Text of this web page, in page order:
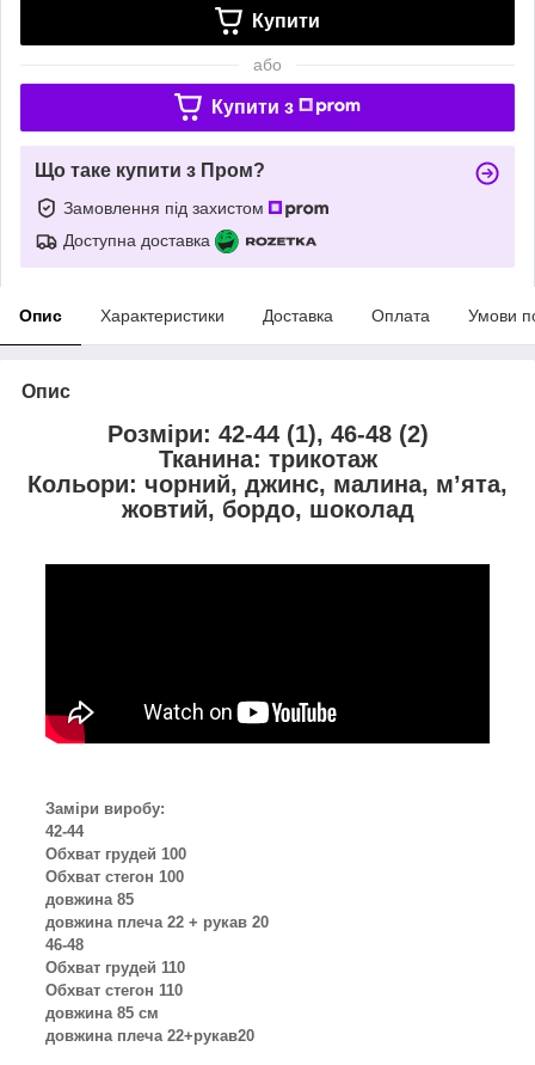
Купити
або
Купити з
Що таке купити з Пром?
Замовлення під захистом
Доступна доставка
Опис Характеристики Доставка Оплата Умови
Опис
Розміри: 42-44 (1), 46-48 (2)
Тканина: трикотаж
Кольори: чорний, джинс, малина, мʼята,
жовтий, бордо, шоколад
Заміри виробу:
42-44
Обхват грудей 100
Обхват стегон 100
довжина 85
довжина плеча 22 + рукав 20
46-48
Обхват грудей 110
Обхват стегон 110
довжина 85 см
довжина плеча 22+рукав20